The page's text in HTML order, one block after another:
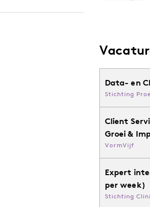
Data- en
Stichting
Client
Groei &
VormVijf
Expert
per week)
Stichting